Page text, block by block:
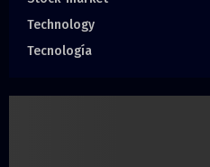
Technology
Tecnología